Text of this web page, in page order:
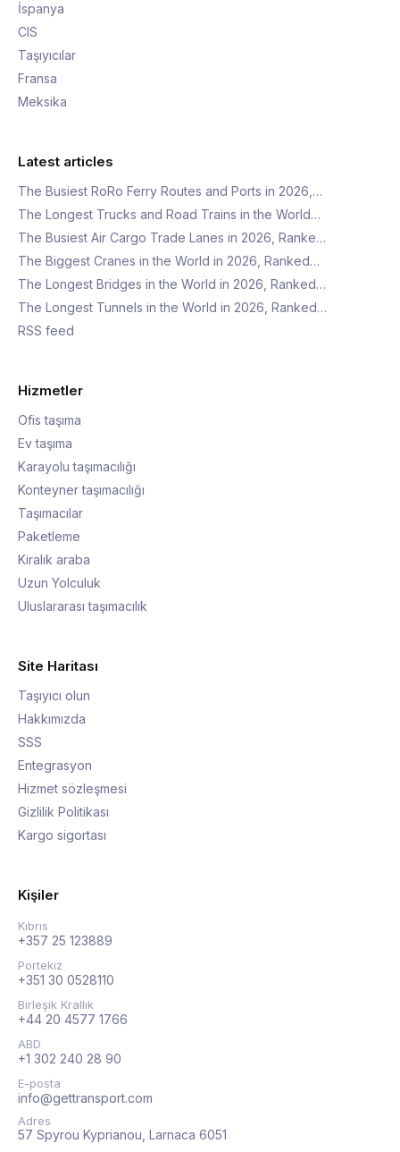
İspanya
CIS
Taşıyıcılar
Fransa
Meksika
Latest articles
The Busiest RoRo Ferry Routes and Ports in 2026,…
The Longest Trucks and Road Trains in the World…
The Busiest Air Cargo Trade Lanes in 2026, Ranke…
The Biggest Cranes in the World in 2026, Ranked…
The Longest Bridges in the World in 2026, Ranked…
The Longest Tunnels in the World in 2026, Ranked…
RSS feed
Hizmetler
Ofis taşıma
Ev taşıma
Karayolu taşımacılığı
Konteyner taşımacılığı
Taşımacılar
Paketleme
Kiralık araba
Uzun Yolculuk
Uluslararası taşımacılık
Site Haritası
Taşıyıcı olun
Hakkımızda
SSS
Entegrasyon
Hizmet sözleşmesi
Gizlilik Politikası
Kargo sigortası
Kişiler
Kıbrıs
+357 25 123889
Portekiz
+351 30 0528110
Birleşik Krallık
+44 20 4577 1766
ABD
+1 302 240 28 90
E-posta
info@gettransport.com
Adres
57 Spyrou Kyprianou, Larnaca 6051